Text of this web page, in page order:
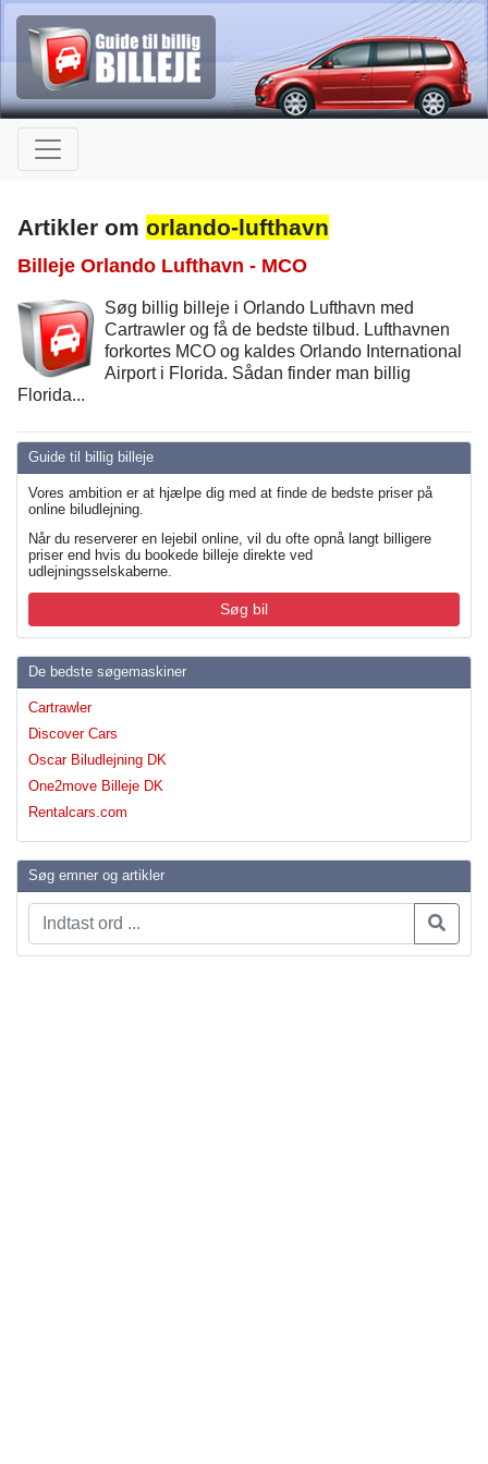
Guide til billig billeje
Vores ambition er at hjælpe dig med at finde de bedste priser på
online biludlejning.
Når du reserverer en lejebil online, vil du ofte opnå langt billigere
priser end hvis du bookede billeje direkte ved
udlejningsselskaberne.
Søg bil
De bedste søgemaskiner
Cartrawler
Discover Cars
Oscar Biludlejning DK
One2move Billeje DK
Rentalcars.com
Søg emner og artikler
Artikler om orlando-lufthavn
Billeje Orlando Lufthavn - MCO
Søg billig billeje i Orlando Lufthavn med
Cartrawler og få de bedste tilbud. Lufthavnen
forkortes MCO og kaldes Orlando International
Airport i Florida. Sådan finder man billig
Florida...